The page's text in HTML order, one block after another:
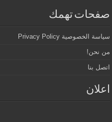
صفحات تهمك
سياسة الخصوصية Privacy Policy
من نحن!
اتصل بنا
اعلان